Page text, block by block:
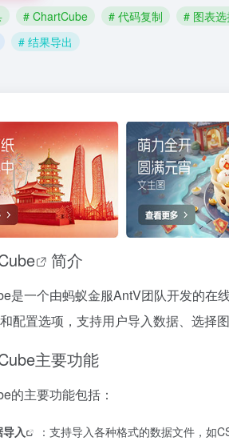
# ChartCube # 代码复制 # 图表
# 结果导出
简介
是一个由蚂蚁金服AntV团队开发的在
配置选项，支持用户导入数据、选择
主要功能
的主要功能包括：
入
：支持导入各种格式的数据文件，如